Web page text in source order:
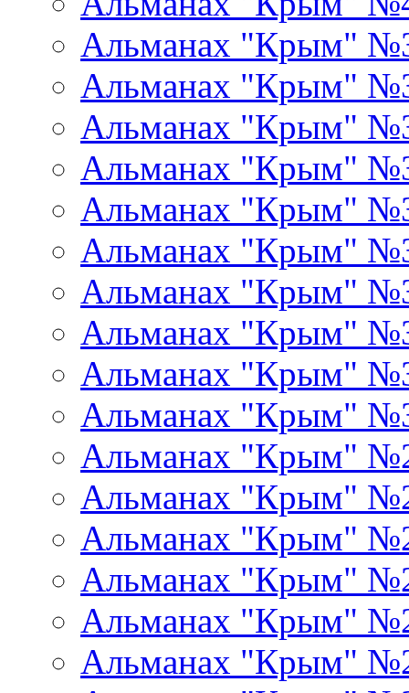
Альманах "Крым"
Альманах "Крым"
Альманах "Крым"
Альманах "Крым"
Альманах "Крым"
Альманах "Крым"
Альманах "Крым"
Альманах "Крым"
Альманах "Крым"
Альманах "Крым"
Альманах "Крым"
Альманах "Крым"
Альманах "Крым"
Альманах "Крым"
Альманах "Крым"
Альманах "Крым"